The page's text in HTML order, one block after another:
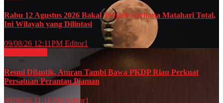
Rabu 12 Agustus 2026 Bakal Terjadi Gerhana Matahari Total,
Ini Wilayah yang Dilintasi
09/08/26 12:11PM Editor1
Resmi Dilantik, Amran Tambi Bawa PKDP Riau Perkuat
Persatuan Perantau Piaman
09/08/26 11:11AM Editor1